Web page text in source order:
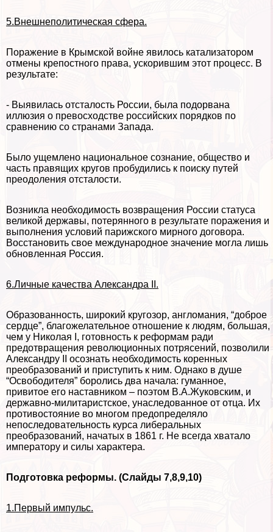
5.Внешнеполитическая сфера.
Поражение в Крымской войне явилось катализатором
отмены крепостного права, ускорившим этот процесс. В
результате:
- Выявилась отсталость России, была подорвана
иллюзия о превосходстве российских порядков по
сравнению со странами Запада.
Было ущемлено национальное сознание, общество и
часть правящих кругов пробудились к поиску путей
преодоления отсталости.
Возникла необходимость возвращения России статуса
великой державы, потерянного в результате поражения и
выполнения условий парижского мирного договора.
Восстановить свое международное значение могла лишь
обновленная Россия.
6.Личные качества Александра II.
Образованность, широкий кругозор, англомания, “доброе
сердце”, благожелательное отношение к людям, большая,
чем у Николая I, готовность к реформам ради
предотвращения революционных потрясений, позволили
Александру II осознать необходимость коренных
преобразований и приступить к ним. Однако в душе
“Освободителя” боролись два начала: гуманное,
привитое его наставником – поэтом В.А.Жуковским, и
державно-милитаристское, унаследованное от отца. Их
противостояние во многом предопределяло
непоследовательность курса либеральных
преобразований, начатых в 1861 г. Не всегда хватало
императору и силы хаpaктера.
Подготовка реформы. (Слайды 7,8,9,10)
1.Первый импульс.